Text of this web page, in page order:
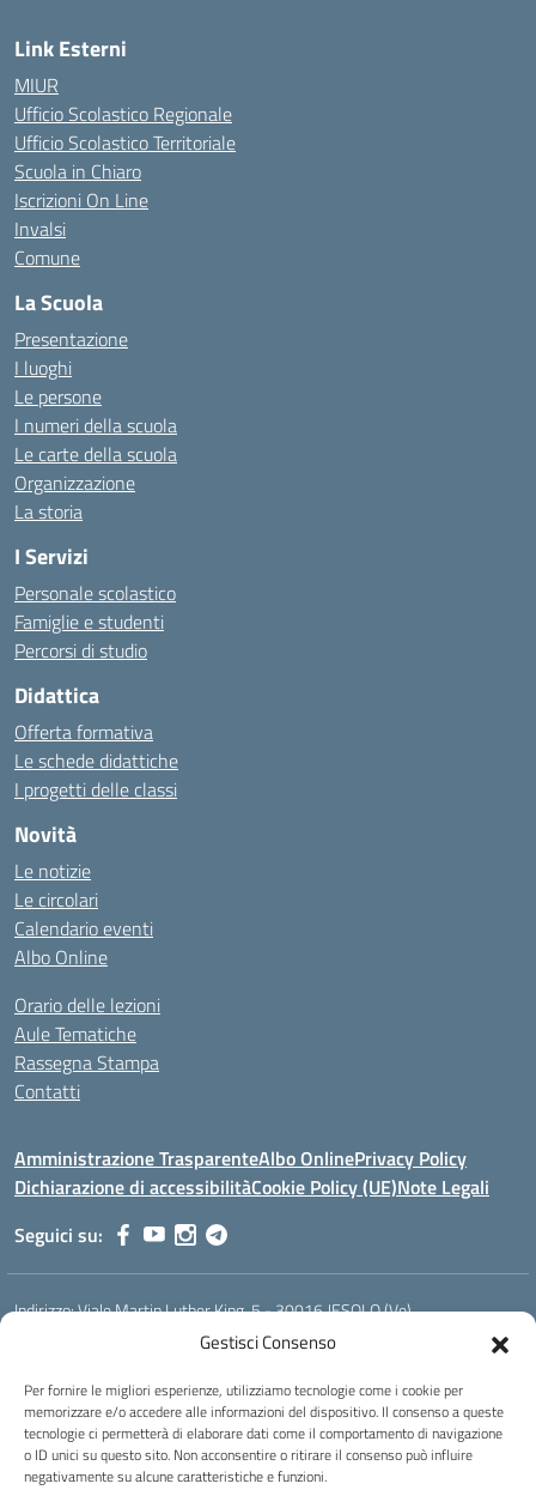
Gestisci Consenso
Per fornire le migliori esperienze, utilizziamo tecnologie come i cookie per
memorizzare e/o accedere alle informazioni del dispositivo. Il consenso a queste
tecnologie ci permetterà di elaborare dati come il comportamento di navigazione
o ID unici su questo sito. Non acconsentire o ritirare il consenso può influire
negativamente su alcune caratteristiche e funzioni.
Link Esterni
MIUR
Ufficio Scolastico Regionale
Ufficio Scolastico Territoriale
Scuola in Chiaro
Iscrizioni On Line
Invalsi
Comune
La Scuola
Presentazione
I luoghi
Le persone
I numeri della scuola
Le carte della scuola
Organizzazione
La storia
I Servizi
Personale scolastico
Famiglie e studenti
Percorsi di studio
Didattica
Offerta formativa
Le schede didattiche
I progetti delle classi
Novità
Le notizie
Le circolari
Calendario eventi
Albo Online
Orario delle lezioni
Aule Tematiche
Rassegna Stampa
Contatti
Amministrazione TrasparenteAlbo OnlinePrivacy Policy
Dichiarazione di accessibilitàCookie Policy (UE)Note Legali
Seguici su:
Indirizzo:Viale Martin Luther King, 5 - 30016 JESOLO (Ve)
Email:verh020008@istruzione.it
Codice fiscale: 93023530277
Codice meccanografico:VERH020008
Codice Indice delle Pubbliche Amministrazioni (IPA): istsc_verh020008
Codice unico di fatturazione (CUF): UFBI5A